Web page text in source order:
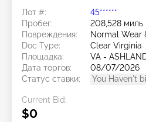
Лот #:
45******
Пробег:
208,528 миль
Повреждения:
Normal Wear
Doc Type:
Clear Virginia
Площадка:
VA -
Дата торгов:
08/07/2026
Статус ставки:
You Haven't
Current Bid:
$0